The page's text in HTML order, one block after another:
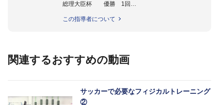
総理大臣杯 優勝 1回
大学選手権 準優勝 3回
（※2018年3月
この指導者について
関連するおすすめの動画
サッカーで必要なフィジカルトレーニング
②